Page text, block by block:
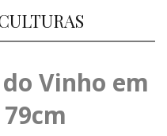
Vinho em